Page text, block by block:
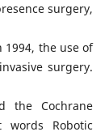
surgery,
the use of
surgery.
the Cochrane
Robotic